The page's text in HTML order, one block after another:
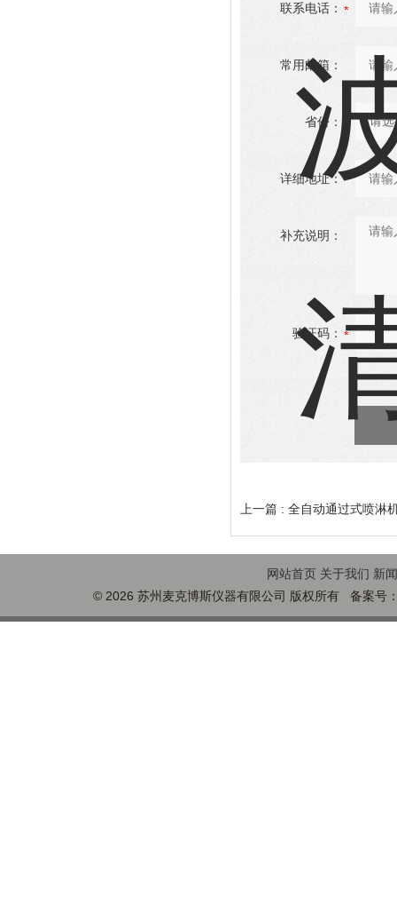
联系电话：
常用邮箱：
省份：
详细地址：
补充说明：
验证码：
上一篇 : 全自动通过式喷淋
网站首页 关于我们 新
© 2026 苏州麦克博斯仪器有限公司 版权所有 备案号